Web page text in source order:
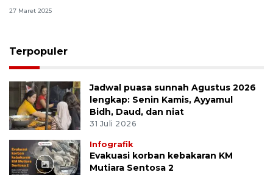
27 Maret 2025
Terpopuler
Jadwal puasa sunnah Agustus 2026
lengkap: Senin Kamis, Ayyamul
Bidh, Daud, dan niat
31 Juli 2026
Infografik
Evakuasi korban kebakaran KM
Mutiara Sentosa 2